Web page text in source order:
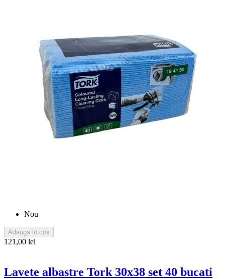
Nou
Adauga in cos
121,00 lei
Lavete albastre Tork 30x38 set 40 bucati